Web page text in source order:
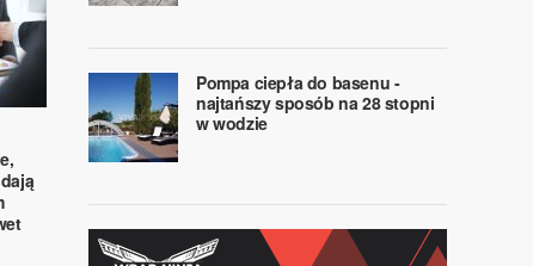
Pompa ciepła do basenu -
najtańszy sposób na 28 stopni
w wodzie